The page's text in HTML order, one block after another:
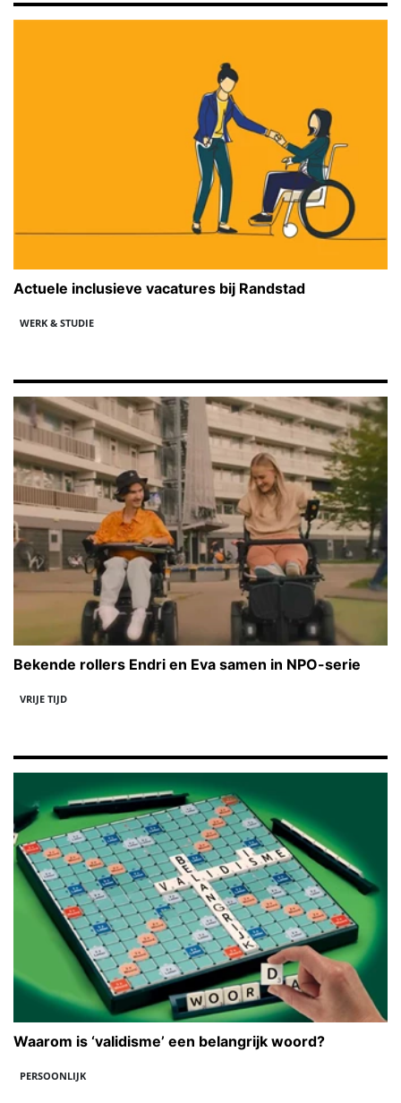
Actuele inclusieve vacatures bij Randstad
WERK & STUDIE
Bekende rollers Endri en Eva samen in NPO-serie
VRIJE TIJD
Waarom is ‘vaIidisme’ een belangrijk woord?
PERSOONLIJK